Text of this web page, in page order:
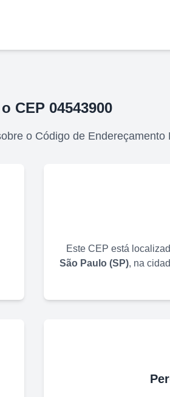
CEP 04543900
o Código de
Este CEP está
São Paulo (SP), na